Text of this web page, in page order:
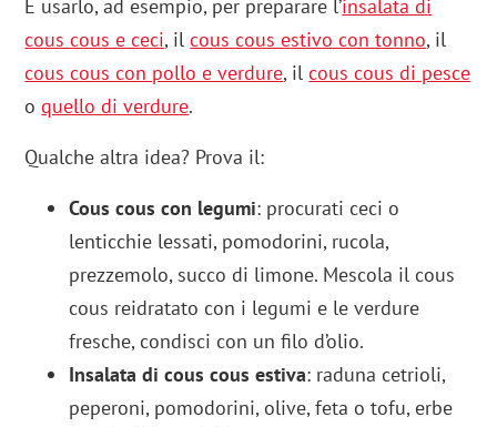
E usarlo, ad esempio, per preparare l’insalata di
cous cous e ceci, ilcous cous estivo con tonno, il
cous cous con pollo e verdure, ilcous cous di pesce
oquello di verdure.
Qualche altra idea? Prova il:
Cous cous con legumi: procurati ceci o
lenticchie lessati, pomodorini, rucola,
prezzemolo, succo di limone. Mescola il cous
cous reidratato con i legumi e le verdure
fresche, condisci con un filo d’olio.
Insalata di cous cous estiva: raduna cetrioli,
peperoni, pomodorini, olive, feta o tofu, erbe